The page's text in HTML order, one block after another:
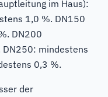
im Haus):
1,0 %. DN150
DN200
mindestens
0,3 %.
der